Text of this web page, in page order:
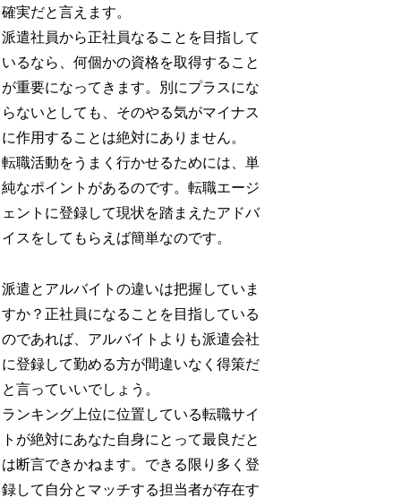
確実だと言えます。
派遣社員から正社員なることを目指して
いるなら、何個かの資格を取得すること
が重要になってきます。別にプラスにな
らないとしても、そのやる気がマイナス
に作用することは絶対にありません。
転職活動をうまく行かせるためには、単
純なポイントがあるのです。転職エージ
ェントに登録して現状を踏まえたアドバ
イスをしてもらえば簡単なのです。
派遣とアルバイトの違いは把握していま
すか？正社員になることを目指している
のであれば、アルバイトよりも派遣会社
に登録して勤める方が間違いなく得策だ
と言っていいでしょう。
ランキング上位に位置している転職サイ
トが絶対にあなた自身にとって最良だと
は断言できかねます。できる限り多く登
録して自分とマッチする担当者が存在す